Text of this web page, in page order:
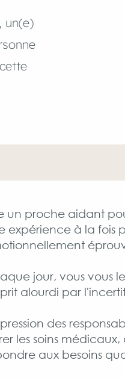
un(e)
un proche aidant
expérience à la fois
jour, vous vous
alourdi par
des
les soins
aux besoins